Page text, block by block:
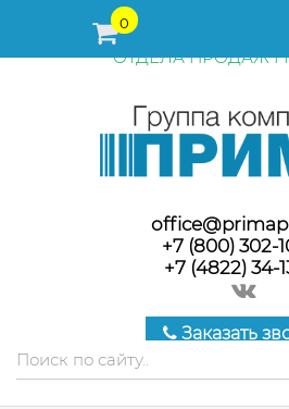
0
ПЕРЕД ОФОРМЛЕНИЕМ
ПОСТАВКИ ТОВАРА
ОТДЕЛА ПРОДАЖ
+7 (800) 302-
+7 (4822) 34-
Заказать